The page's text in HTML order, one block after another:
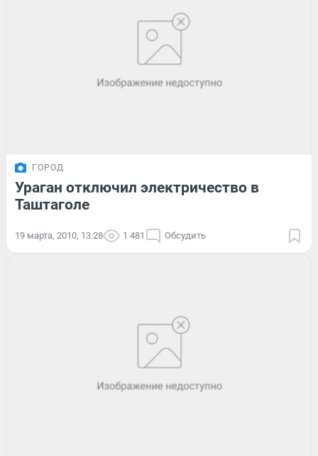
ГОРОД
Ураган отключил электричество в
Таштаголе
19 марта, 2010, 13:28 1 481 Обсудить